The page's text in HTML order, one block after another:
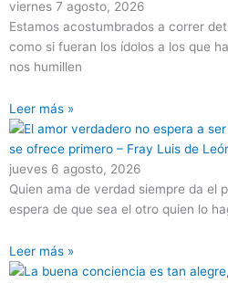
viernes 7 agosto, 2026
Estamos acostumbrados a correr
como si fueran los ídolos a los que
nos humillen
Leer más »
jueves 6 agosto, 2026
Quien ama de verdad siempre da el
espera de que sea el otro quien lo
Leer más »